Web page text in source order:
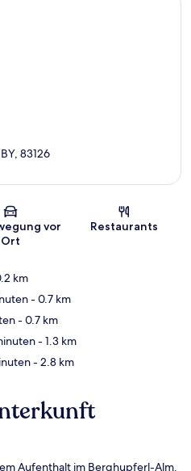
Karte
83126
vor
Ort
Restaurants
km
- 0.7 km
- 0.7 km
- 1.3 km
- 2.8 km
Aufenthalt im Berghupferl-Alm.